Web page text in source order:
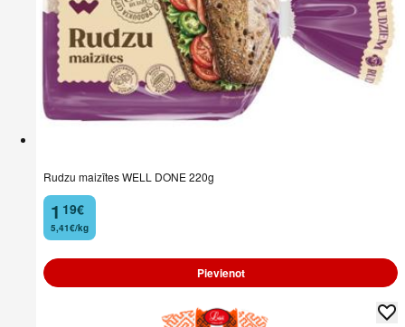
Rudzu maizītes WELL DONE 220g
1
. 19€
5,41€/kg
Pievienot